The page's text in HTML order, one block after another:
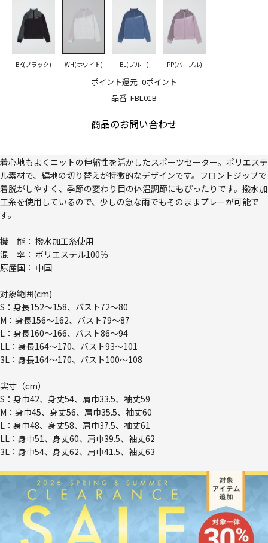
品番 FBL01B
ポイント還元 0ポイント
BK(ブラック) WH(ホワイト) BL(ブルー) PP(パープル)
商品のお問い合わせ
着心地もよくニットの伸縮性を活かしたスポーツセーター。ポリエステ
ル素材で、編地の切り替えが特徴的なデザインです。フロントジップで
着脱がしやすく、季節の変わり目の体温調節にもぴったりです。撥水加
工糸を使用しているので、少しの急な雨でもそのままプレーが可能で
す。
機 能： 撥水加工糸使用
混 率： ポリエステル100％
原産国： 中国
対象範囲(cm)
S：身長152～158、バスト72～80
M：身長156～162、バスト79～87
L：身長160～166、バスト86～94
LL：身長164～170、バスト93～101
3L：身長164～170、バスト100～108
実寸（cm）
S：身巾42、身丈54、肩巾33.5、袖丈59
M：身巾45、身丈56、肩巾35.5、袖丈60
L：身巾48、身丈58、肩巾37.5、袖丈61
LL：身巾51、身丈60、肩巾39.5、袖丈62
3L：身巾54、身丈62、肩巾41.5、袖丈63